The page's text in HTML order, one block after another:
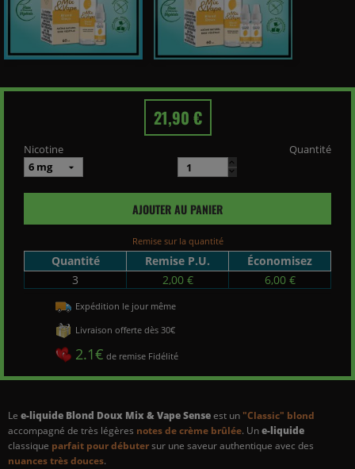
Le e-liquide Blond Doux Mix & Vape Senseest un "Classic" blond
accompagné de très légères notes de crème brûlée. Une-liquide
classique parfait pour débutersur une saveur authentique avec des
nuances très douces.
21,90 €
Nicotine Quantité
AJOUTER AU PANIER
Remise sur la quantité
Quantité Remise P.U.
Économisez
3
2,00 € 6,00 €
Expédition le jour même
Livraison offerte dès 30€
2.1€ de remise Fidélité